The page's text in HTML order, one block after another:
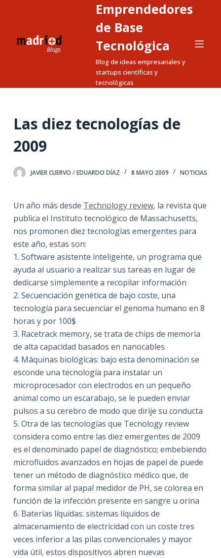
a
n
n
d
o
Emprendedores
de Base
Tecnológica
Blog de ideas empresariales y
startups científicas y
tecnológicas
Las diez tecnologías de
2009
JAVIER CUERVO / EDUARDO DÍAZ 8 MAYO 2009 NOTICIAS
Un año más desde Technology review, la revista que
publica el Instituto tecnológico de Massachusetts,
nos promonen diez tecnologías emergentes para
este año, estas son:
1. Software asistente inteligente, un programa que
ayuda al usuario a realizar sus tareas en lugar de
dedicarse simplemente a recopilar información
2. Secuenciación genética de bajo coste, una
tecnología para secuenciar el genoma humano en 8
horas y por 100$
3. Racetrack memory, se trata de chips de memoria
de alta capacidad basados en nanocables
4. Máquinas biológicas: bajo esta denominación se
esconde una tecnología para instalar un
microprocesador con electrodos en un pequeño
animal como un escarabajo, se le pueden enviar
pulsos a su cerebro de modo que dirije su conducta
5. Otra de las tecnologías que Tecnology review
considera como entre las diez emergentes de 2009
es el denominado papel de diagnóstico; embebiendo
microfluidos avanzados en hojas de papel de puede
tener un método de diagnóstico médico que, de
forma similar al papal medidor de PH, se colorea en
función de la infección presente en sangre u orina
6. Baterías líquidas: sistemas líquidos de
almacenamiento de electricidad con un coste tres
veces inferior a las pilas convencionales y mayor
vida útil, estos dispositivos abren nuevas